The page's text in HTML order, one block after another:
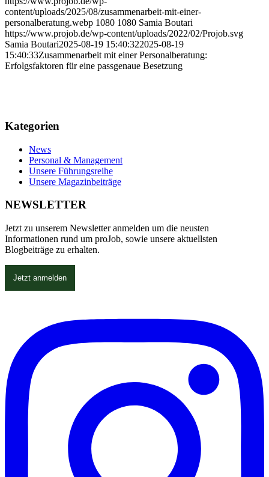
content/uploads/2025/08/zusammenarbeit-mit-einer-
personalberatung.webp 1080 1080 Samia Boutari
https://www.projob.de/wp-content/uploads/2022/02/Projob.svg
Samia Boutari2025-08-19 15:40:322025-08-19
15:40:33Zusammenarbeit mit einer Personalberatung:
Erfolgsfaktoren für eine passgenaue Besetzung
Kategorien
News
Personal & Management
Unsere Führungsreihe
Unsere Magazinbeiträge
NEWSLETTER
Jetzt zu unserem Newsletter anmelden um die neusten
Informationen rund um proJob, sowie unsere aktuellsten
Blogbeiträge zu erhalten.
Jetzt anmelden